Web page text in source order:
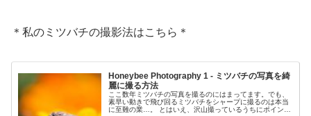
＊私のミツバチの撮影法はこちら＊
Honeybee Photography 1 - ミツバチの写真を綺
麗に撮る方法
ここ数年ミツバチの写真を撮るのにはまってます。でも、
素早い動きで飛び回るミツバチをシャープに撮るのは本当
に至難の業…。 とはいえ、沢山撮っているうちにポイント